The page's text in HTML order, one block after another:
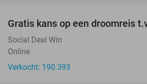
Gratis kans op een droomreis
Social Deal Win
Online
Verkocht: 190.393